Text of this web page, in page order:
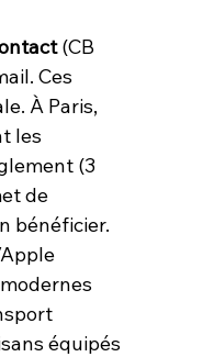
(CB
Ces
À Paris,
les
(3
de
bénéficier.
équipés